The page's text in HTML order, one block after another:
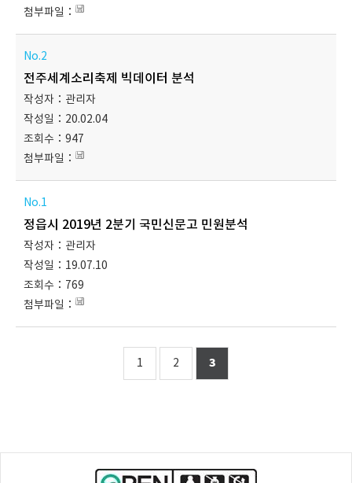
2
전주세계소리축제 빅데이터 분석
관리자
20.02.04
947
1
정읍시 2019년 2분기 국민신문고 민원분석
관리자
19.07.10
769
1 2 3